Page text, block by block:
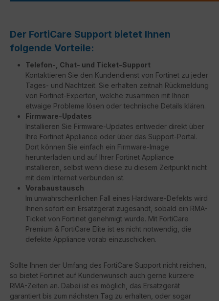
Der FortiCare Support bietet Ihnen
folgende Vorteile:
Telefon-, Chat- und Ticket-Support
Kontaktieren Sie den Kundendienst von Fortinet zu jeder
Tages- und Nachtzeit. Sie erhalten zeitnah Rückmeldung
von Fortinet-Experten, welche zusammen mit Ihnen
etwaige Probleme lösen oder technische Details klären.
Firmware-Updates
Installieren Sie Firmware-Updates entweder direkt über
Ihre Fortinet Appliance oder über das Support-Portal.
Dort können Sie einfach ein Firmware-Image
herunterladen und auf Ihrer Fortinet Appliance
installieren, selbst wenn diese zu diesem Zeitpunkt nicht
mit dem Internet verbunden ist.
Vorabaustausch
Im unwahrscheinlichen Fall eines Hardware-Defekts wird
Ihnen sofort ein Ersatzgerät zugesandt, sobald ein RMA-
Ticket von Fortinet genehmigt wurde. Mit FortiCare
Premium & FortiCare Elite ist es nicht notwendig, die
defekte Appliance vorab einzuschicken.
Sollte Ihnen der Umfang des FortiCare Support nicht reichen,
so bietet Fortinet auf Kundenwunsch auch gerne kürzere
RMA-Zeiten an. Dabei ist es möglich, das Ersatzgerät
garantiert bis zum nächsten Tag zu erhalten, oder sogar